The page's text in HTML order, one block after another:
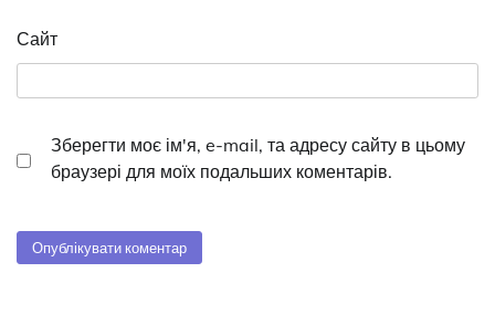
Сайт
Зберегти моє ім'я, e-mail, та адресу сайту в цьому
браузері для моїх подальших коментарів.